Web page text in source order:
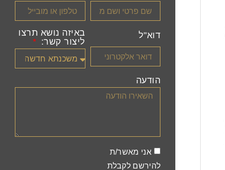
דוא"ל
באיזה נושא תרצו
ליצור קשר:
הודעה
אני מאשר/ת
להירשם לקבלת